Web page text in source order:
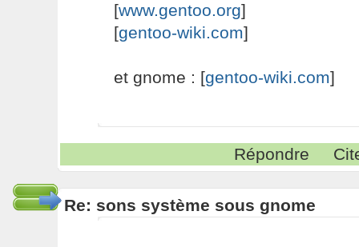
[www.gentoo.org]
[gentoo-wiki.com]
et gnome : [gentoo-wiki.com]
Répondre
Re: sons système sous gnome